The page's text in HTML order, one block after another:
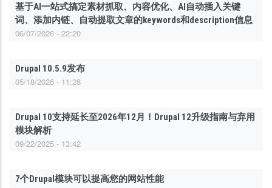
基于AI一站式搞定素材抓取、内容优化、AI自动插入关键
词、添加内链、自动提取文章的keywords和description信息
06/07/2026 - 22:20
Drupal 10.5.9发布
05/18/2026 - 11:28
Drupal 10支持延长至2026年12月！Drupal 12升级指南与弃用
模块解析
09/22/2025 - 13:42
7个Drupal模块可以提高您的网站性能